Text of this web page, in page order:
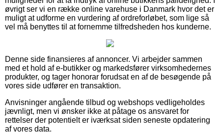
øvrigt ser vi en række online varehuse i Danmark hvor det er
muligt at udforme en vurdering af ordreforløbet, som lige så
vel må benyttes til at fornemme tilfredsheden hos kunderne.
Denne side finansieres af annoncer. Vi arbejder sammen
med et hold af e-butikker og markedsfører virksomhedernes
produkter, og tager honorar forudsat en af de besøgende på
vores side udfører en transaktion.
Anvisninger angående tilbud og webshops vedligeholdes
jævnligt, men vi ønsker ikke at påtage os ansvaret for
rettelser der potentielt er iværksat siden seneste opdatering
af vores data.